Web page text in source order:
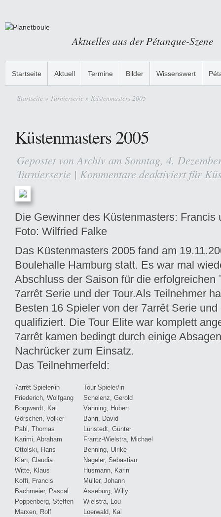
Aktuelles aus der Pétanque-Szene
Startseite Aktuell Termine Bilder Wissenswert
Startseite » Turnierserie » Küstenmasters 2005
Küstenmasters 2005
Gepostet vonArchiv am Sonntag, 4.
Turnierserie | Kommentare deaktiviertfür
Die Gewinner des Küstenmasters: Francis
Foto: Wilfried Falke
Das Küstenmasters 2005 fand am
Boulehalle Hamburg statt. Es war mal
Abschluss der Saison für die erfolgreichen
7arrêt Serie und der Tour.Als Teilnehmer
Besten 16 Spieler von der 7arrêt Serie und
qualifiziert. Die Tour Elite war komplett
7arrêt kamen bedingt durch einige
Nachrücker zum Einsatz.
Das Teilnehmerfeld:
7arrêt Spieler/in
Tour Spieler/in
Friederich, Wolfgang
Schelenz, Gerold
Borgwardt, Kai
Vähning, Hubert
Görschen, Volker
Bahri, David
Pahl, Thomas
Lünstedt, Günter
Karimi, Abraham
Frantz-Wielstra, Michael
Ottolski, Hans
Benning, Ulrike
Kian, Claudia
Nageler, Sebastian
Witte, Klaus
Husmann, Karin
Koffi, Francis
Müller, Johann
Bachmeier, Pascal
Asseburg, Willy
Poppenberg, Steffen
Wielstra, Lou
Marxen, Rolf
Loerwald, Kai